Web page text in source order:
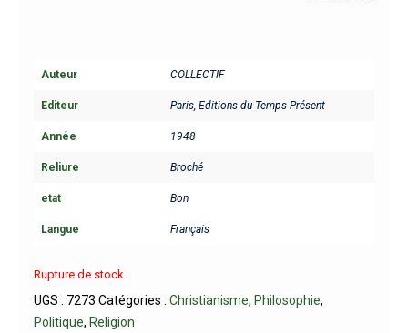
Auteur COLLECTIF
Editeur Paris, Editions du Temps Présent
Année 1948
Reliure Broché
etat Bon
Langue Français
Rupture de stock
UGS : 7273 Catégories : Christianisme, Philosophie,
Politique, Religion